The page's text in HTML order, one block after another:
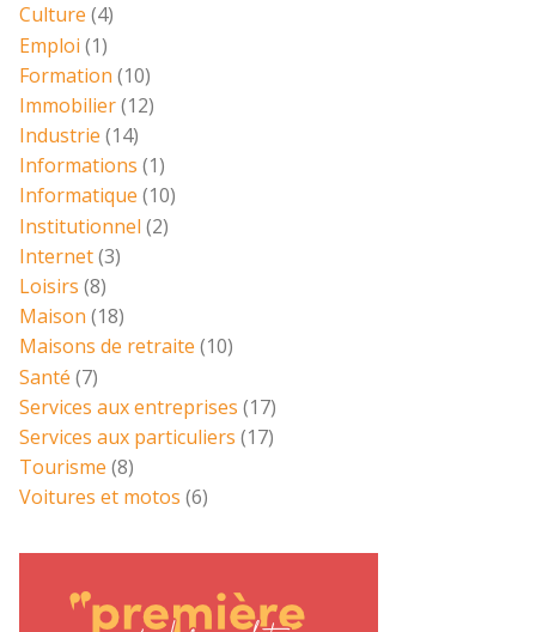
Culture (4)
Emploi (1)
Formation (10)
Immobilier(12)
Industrie (14)
Informations (1)
Informatique (10)
Institutionnel (2)
Internet(3)
Loisirs (8)
Maison (18)
Maisons de retraite (10)
Santé (7)
Services aux entreprises (17)
Services aux particuliers (17)
Tourisme (8)
Voitures et motos (6)